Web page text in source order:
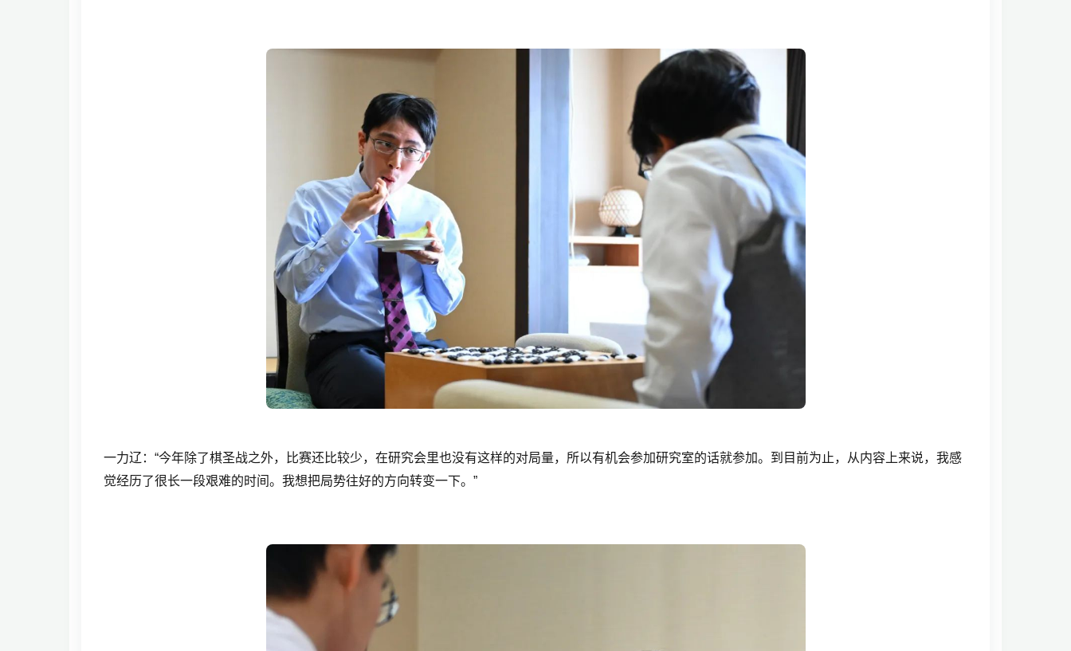
一力辽：“今年除了棋圣战之外，比赛还比较少，在研究会里也没有这样的对局量，所以有机会参加研究室的话就参加。到目前为止，从内容上来说，我感
觉经历了很长一段艰难的时间。我想把局势往好的方向转变一下。”